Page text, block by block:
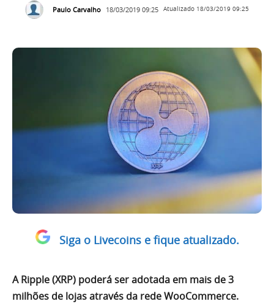
Paulo Carvalho 18/03/2019 09:25 Atualizado 18/03/2019 09:25
Siga o Livecoins e fique atualizado.
A Ripple (XRP) poderá ser adotada em mais de 3
milhões de lojas através da rede WooCommerce.